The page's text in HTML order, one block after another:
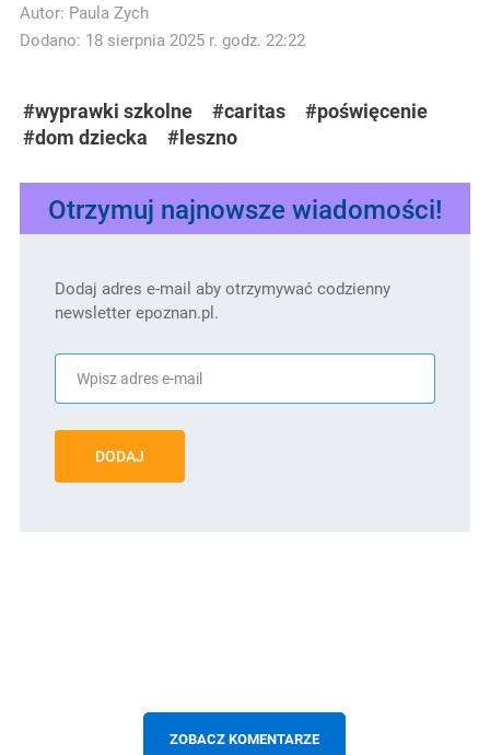
Autor: Paula Zych
Dodano: 18 sierpnia 2025 r. godz. 22:22
#wyprawki szkolne #caritas
#poświęcenie
#dom dziecka
#leszno
Otrzymuj najnowsze wiadomości!
Dodaj adres e-mail aby otrzymywać codzienny
newsletter epoznan.pl.
DODAJ
ZOBACZ KOMENTARZE